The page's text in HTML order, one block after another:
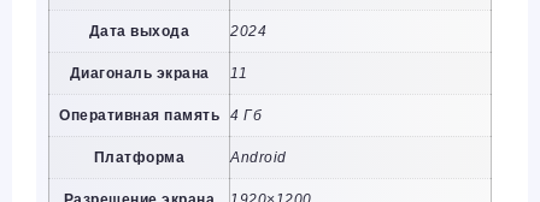
Дата выхода 2024
Диагональ экрана 11
Оперативная память 4 Гб
Платформа Android